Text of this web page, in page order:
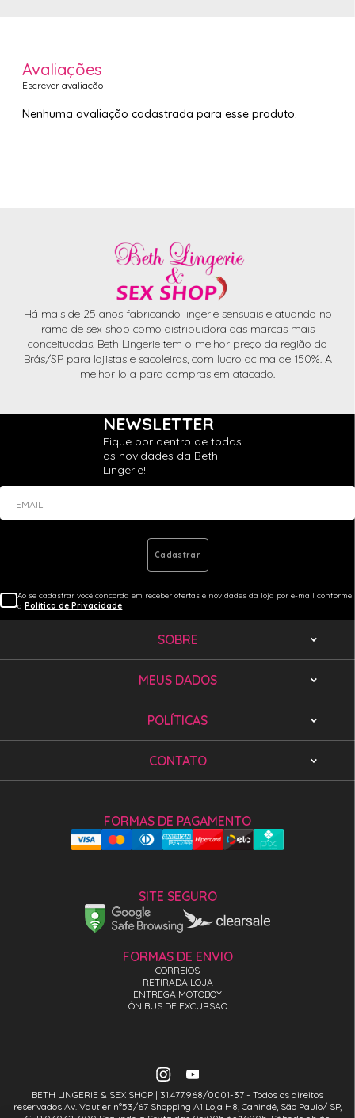
Avaliações
Escrever avaliação
Nenhuma avaliação cadastrada para esse produto.
Há mais de 25 anos fabricando lingerie sensuais e atuando no
ramo de sex shop como distribuidora das marcas mais
conceituadas, Beth Lingerie tem o melhor preço da região do
Brás/SP para lojistas e sacoleiras, com lucro acima de 150%. A
melhor loja para compras em atacado.
NEWSLETTER
Fique por dentro de todas
as novidades da Beth
Lingerie!
EMAIL
Cadastrar
Ao se cadastrar você concorda em receber ofertas e novidades da loja por e-mail conforme
aPolítica de Privacidade
SOBRE
MEUS DADOS
POLÍTICAS
CONTATO
SITE SEGURO
FORMAS DE PAGAMENTO
FORMAS DE ENVIO
CORREIOS
RETIRADA LOJA
ENTREGA MOTOBOY
ÔNIBUS DE EXCURSÃO
BETH LINGERIE & SEX SHOP | 31.477.968/0001-37 - Todos os direitos
reservados Av. Vautier n°53/67 Shopping A1 Loja H8, Canindé, São Paulo/ SP,